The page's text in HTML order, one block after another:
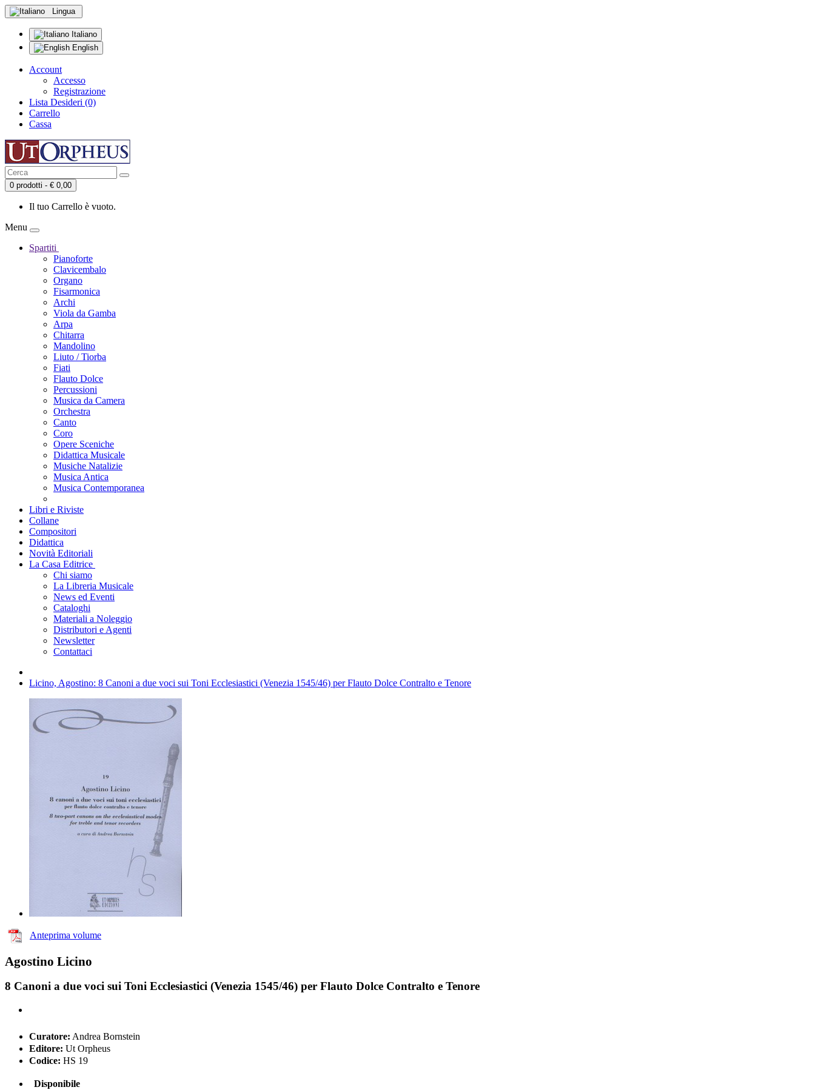
Lingua
Italiano
English
Account
Accesso
Registrazione
Lista Desideri (0)
Carrello
Cassa
0 prodotti - € 0,00
Il tuo Carrello è vuoto.
Menu
Spartiti
Pianoforte
Clavicembalo
Organo
Fisarmonica
Archi
Viola da Gamba
Arpa
Chitarra
Mandolino
Liuto / Tiorba
Fiati
Flauto Dolce
Percussioni
Musica da Camera
Orchestra
Canto
Coro
Opere Sceniche
Didattica Musicale
Musiche Natalizie
Musica Antica
Musica Contemporanea
Libri e Riviste
Collane
Compositori
Didattica
Novità Editoriali
La Casa Editrice
Chi siamo
La Libreria Musicale
News ed Eventi
Cataloghi
Materiali a Noleggio
Distributori e Agenti
Newsletter
Contattaci
Licino, Agostino: 8 Canoni a due voci sui Toni Ecclesiastici (Venezia 1545/46) per Flauto Dolce Contralto e Tenore
Anteprima volume
Agostino Licino
8 Canoni a due voci sui Toni Ecclesiastici (Venezia 1545/46) per Flauto Dolce Contralto e Tenore
Curatore: Andrea Bornstein
Editore: Ut Orpheus
Codice: HS 19
Disponibile